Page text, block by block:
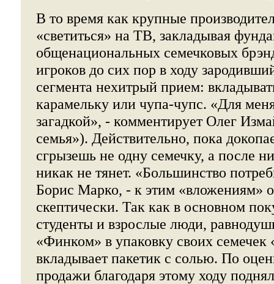
В то время как крупные
«светиться» на ТВ, закладывая
общенациональных семечковых
игроков до сих пор в ходу
сегмента нехитрый прием:
карамельку или чупа-чупс. «Для
загадкой», - комментирует Олег
семья»). Действительно, пока
сгрызешь не одну семечку, а после
никак не тянет. «Большинство
Борис Марко, - к этим «вложениям»
скептически. Так как в основном
студенты и взрослые люди,
«Финком» в упаковку своих семечек
вкладывает пакетик с солью. По
продажи благодаря этому ходу